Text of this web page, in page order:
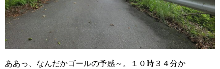
ああっ、なんだかゴールの予感～。１０時３４分か